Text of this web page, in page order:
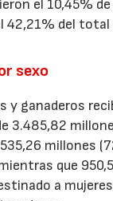
el 10,45% de
42,21% del
sexo
y ganaderos
3.485,82
millones
que
a mujeres